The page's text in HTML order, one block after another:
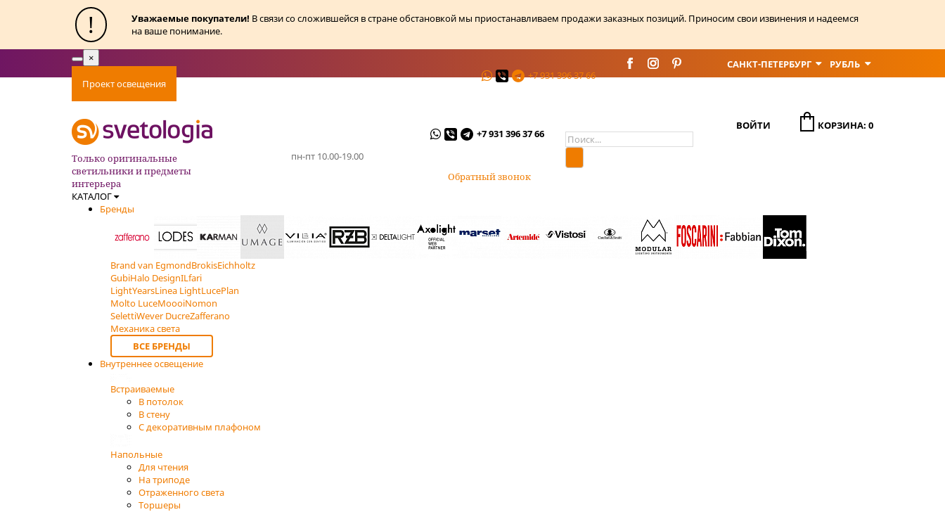
! Уважаемые покупатели! В связи со сложившейся в стране обстановкой мы приостанавливаем продажи заказных позиций. Приносим свои извинения и надеемся
на ваше понимание.
Toggle
×
Проект освещения
+7 931 396 37 66
САНКТ-ПЕТЕРБУРГ РУБЛЬ
Только оригинальные
светильники и предметы
интерьера
пн-пт 10.00-19.00
+7 931 396 37 66
Обратный звонок
ВОЙТИ КОРЗИНА: 0
КАТАЛОГ
Бренды
Brand van EgmondBrokisEichholtz
GubiHalo DesignILfari
LightYearsLinea LightLucePlan
Molto LuceMoooiNomon
SelettiWever DucreZafferano
Механика света
ВСЕ БРЕНДЫ
Внутреннее освещение
Встраиваемые
В потолок
В стену
С декоративным плафоном
Напольные
Для чтения
На триподе
Отраженного света
Торшеры